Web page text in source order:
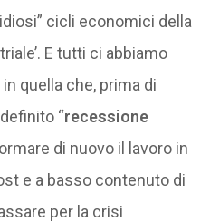
cicli economici della
E tutti ci abbiamo
quella che, prima di
“recessione
di nuovo il lavoro in
e a basso contenuto di
per la crisi